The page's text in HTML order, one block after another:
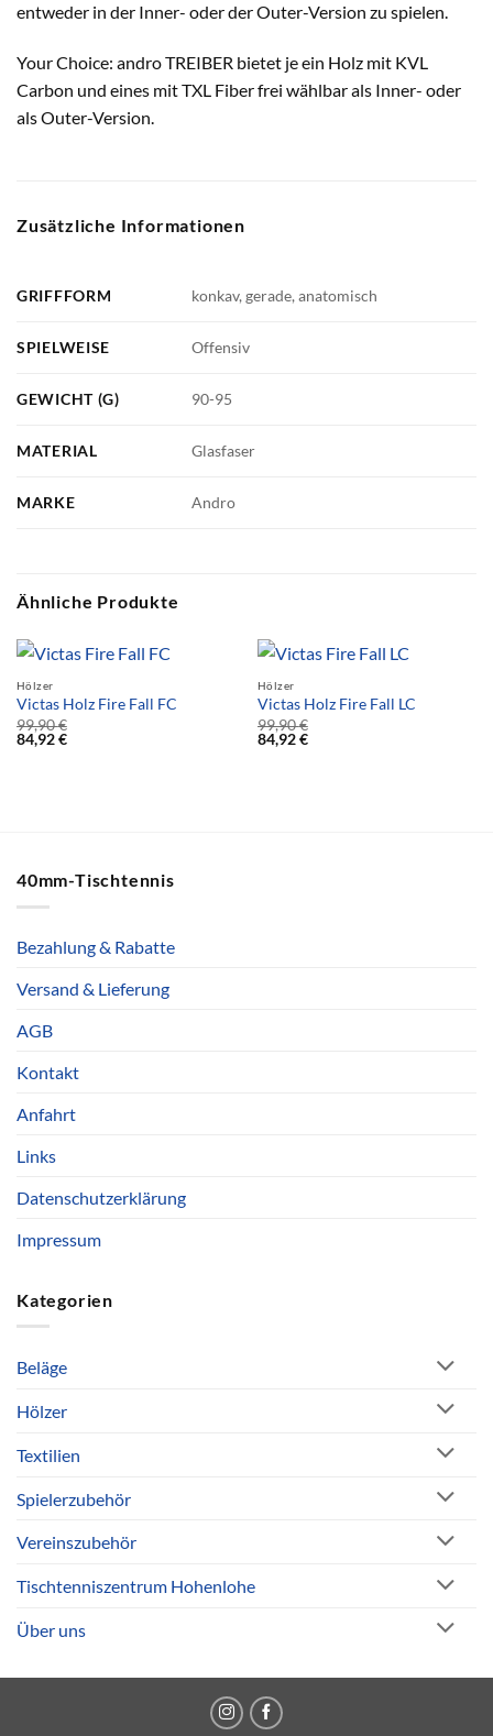
entweder in der Inner- oder der Outer-Version zu spielen.
Your Choice: andro TREIBER bietet je ein Holz mit KVL
Carbon und eines mit TXL Fiber frei wählbar als Inner- oder
als Outer-Version.
Zusätzliche Informationen
GRIFFFORM konkav, gerade, anatomisch
SPIELWEISE Offensiv
GEWICHT (G) 90-95
MATERIAL Glasfaser
MARKE Andro
Ähnliche Produkte
Hölzer
Victas Holz Fire Fall FC
99,90€
84,92€
Hölzer
Victas Holz Fire Fall LC
99,90€
84,92€
40mm-Tischtennis
Bezahlung & Rabatte
Versand & Lieferung
AGB
Kontakt
Anfahrt
Links
Datenschutzerklärung
Impressum
Kategorien
Beläge
Hölzer
Textilien
Spielerzubehör
Vereinszubehör
Tischtenniszentrum Hohenlohe
Über uns